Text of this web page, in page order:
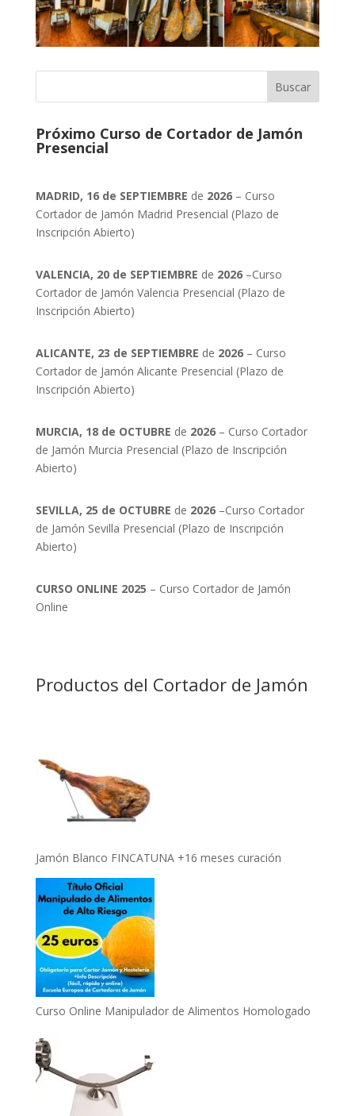
Próximo Curso de Cortador de Jamón
Presencial
MADRID, 16 de SEPTIEMBRE de 2026– Curso
Cortador de Jamón Madrid Presencial (Plazo de
Inscripción Abierto)
VALENCIA, 20 de SEPTIEMBRE de 2026–Curso
Cortador de Jamón Valencia Presencial (Plazo de
Inscripción Abierto)
ALICANTE, 23 de SEPTIEMBRE de 2026– Curso
Cortador de Jamón Alicante Presencial (Plazo de
Inscripción Abierto)
MURCIA, 18 de OCTUBRE de 2026– Curso Cortador
de Jamón Murcia Presencial (Plazo de Inscripción
Abierto)
SEVILLA, 25 de OCTUBRE de 2026–Curso Cortador
de Jamón Sevilla Presencial (Plazo de Inscripción
Abierto)
CURSO ONLINE 2025 – Curso Cortador de Jamón
Online
Productos del Cortador de Jamón
Jamón Blanco FINCATUNA +16 meses curación
Curso Online Manipulador de Alimentos Homologado